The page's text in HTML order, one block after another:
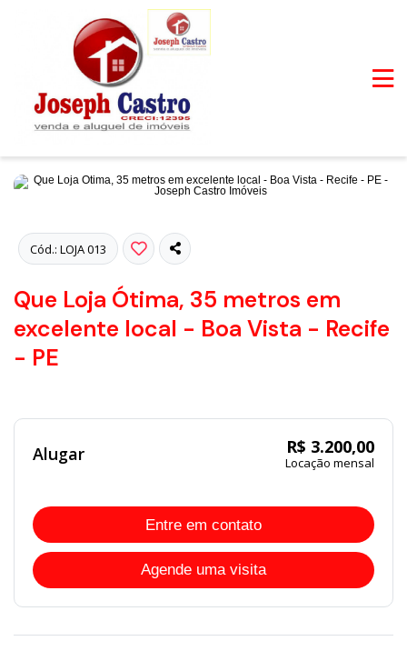
Cód.: LOJA 013
Que Loja Ótima, 35 metros em
excelente local - Boa Vista - Recife
- PE
Alugar R$ 3.200,00
Locação mensal
Entre em contato
Agende uma visita